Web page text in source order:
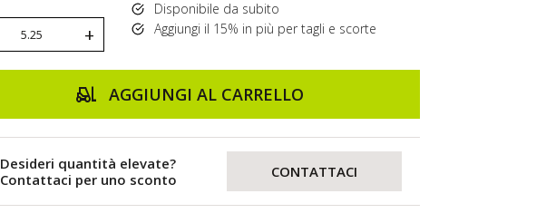
+
Disponibile da subito
Aggiungi il 15% in più per tagli e scorte
AGGIUNGI AL CARRELLO
Desideri quantità elevate?
Contattaci per uno sconto
CONTATTACI